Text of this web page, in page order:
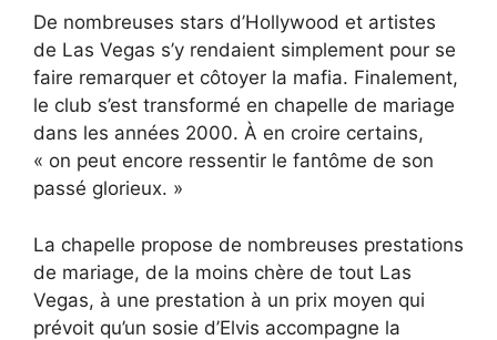
De nombreuses stars d’Hollywood et artistes
de Las Vegas s’y rendaient simplement pour se
faire remarquer et côtoyer la mafia. Finalement,
le club s’est transformé en chapelle de mariage
dans les années 2000. À en croire certains,
« on peut encore ressentir le fantôme de son
passé glorieux. »
La chapelle propose de nombreuses prestations
de mariage, de la moins chère de tout Las
Vegas, à une prestation à un prix moyen qui
prévoit qu’un sosie d’Elvis accompagne la